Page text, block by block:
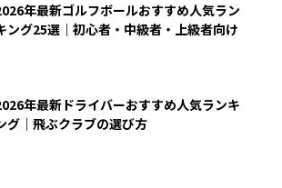
年最新ゴルフボールおすすめ人気ラン
ング25選｜初心者・中級者・上級者向け
年最新ドライバーおすすめ人気ランキ
グ｜飛ぶクラブの選び方